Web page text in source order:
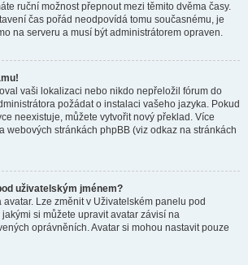
ruční možnost přepnout mezi těmito dvěma časy.
čas pořád neodpovídá tomu současnému, je
na serveru a musí být administrátorem opraven.
vaši lokalizaci nebo nikdo nepřeložil fórum do
požádat o instalaci vašeho jazyka. Pokud
neexistuje, můžete vytvořit nový překlad. Více
webových stránkách phpBB (viz odkaz na stránkách
uživatelským jménem?
Lze změnit v Uživatelském panelu pod
si můžete upravit avatar závisí na
oprávněních. Avatar si mohou nastavit pouze